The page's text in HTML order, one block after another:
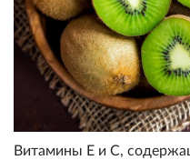
Витамины Е и С,